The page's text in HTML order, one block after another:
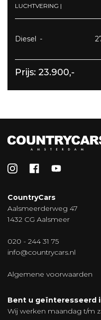
LUCHTVERING |
Diesel
Prijs: 23.900,-
CountryCars
Aalsmeerderweg 47
1432 CG Aalsmeer
020 - 244 31 75
info@countrycars.nl
Algemene voorwaarden
Bent u geïnteresseerd
Wij werken maandag t/m